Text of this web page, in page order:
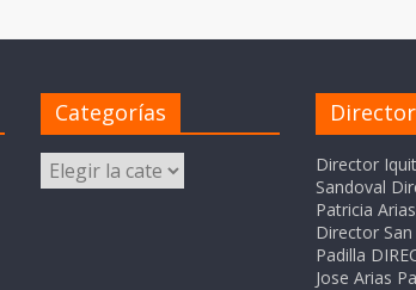
Categorías
Categorías
Director
Sandoval
Patricia
Director
Padilla
Jose Arias